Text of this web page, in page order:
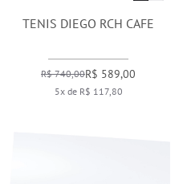
TENIS DIEGO RCH CAFE
R$ 740,00R$ 589,00
5x de R$ 117,80